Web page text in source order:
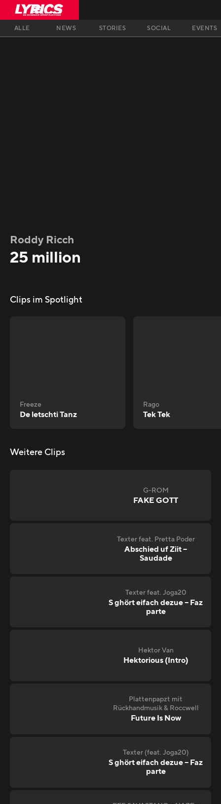
ALLE NEWS STORIES SOCIAL EVENTS
Roddy Ricch
25 million
Clips im Spotlight
Freeze
De letschti Tanz
Rago
Tek Tek
Weitere Clips
G-ROM
FAKE GOTT
Texter feat. Pretta Poder
Abschied uf Ziit –
Saudade
Texter feat. Joga20
S ghört eifach dezue – Faz
parte
Hektor Van
Hektorious (Intro)
Plattenpapzt mit
Rückhandmusik & Roccwell
Future Is Now
Texter (feat. Joga20)
S ghört eifach dezue – Faz
parte